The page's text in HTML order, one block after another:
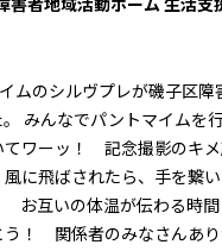
ムのシルヴプレが磯子区障
みんなでパントマイムを
てワーッ！ 記念撮影のキ
に飛ばされたら、手を繋
お互いの体温が伝わる時間
う！ 関係者のみなさんあ